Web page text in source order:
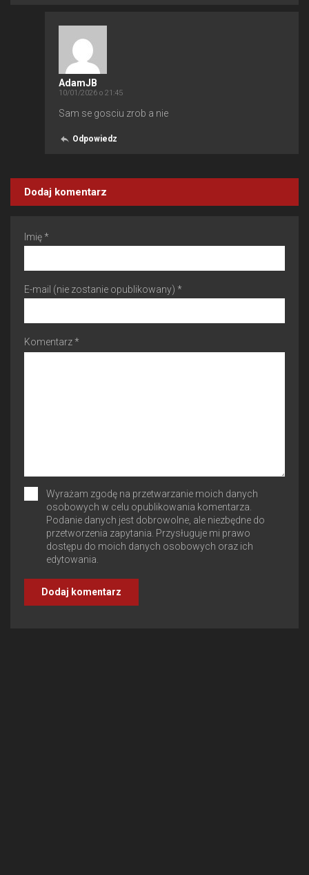
AdamJB
10/01/2026 o 21:45
Sam se gosciu zrob a nie
Odpowiedz
Dodaj komentarz
Imię *
E-mail (nie zostanie opublikowany) *
Komentarz *
Wyrażam zgodę na przetwarzanie moich danych
osobowych w celu opublikowania komentarza.
Podanie danych jest dobrowolne, ale niezbędne do
przetworzenia zapytania. Przysługuje mi prawo
dostępu do moich danych osobowych oraz ich
edytowania.